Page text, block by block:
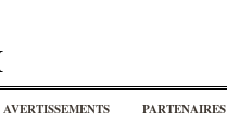
AVERTISSEMENTS PARTENAIRES